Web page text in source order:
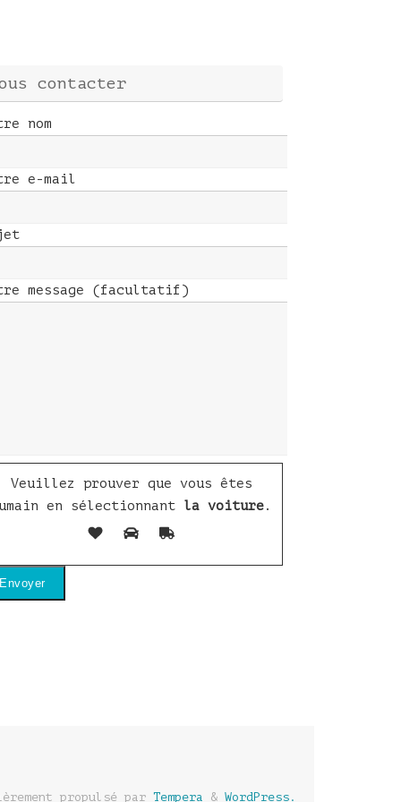
contacter
nom
e-mail
message (facultatif)
Veuillez prouver que vous êtes
en sélectionnant la voiture.
propulsé par Tempera & WordPress.